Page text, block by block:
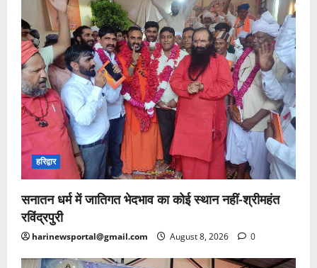
हरिद्वार
सनातन धर्म में जातिगत भेदभाव का कोई स्थान नहीं-श्रीमहंत
रविंद्रपुरी
harinewsportal@gmail.com August 8, 2026 0